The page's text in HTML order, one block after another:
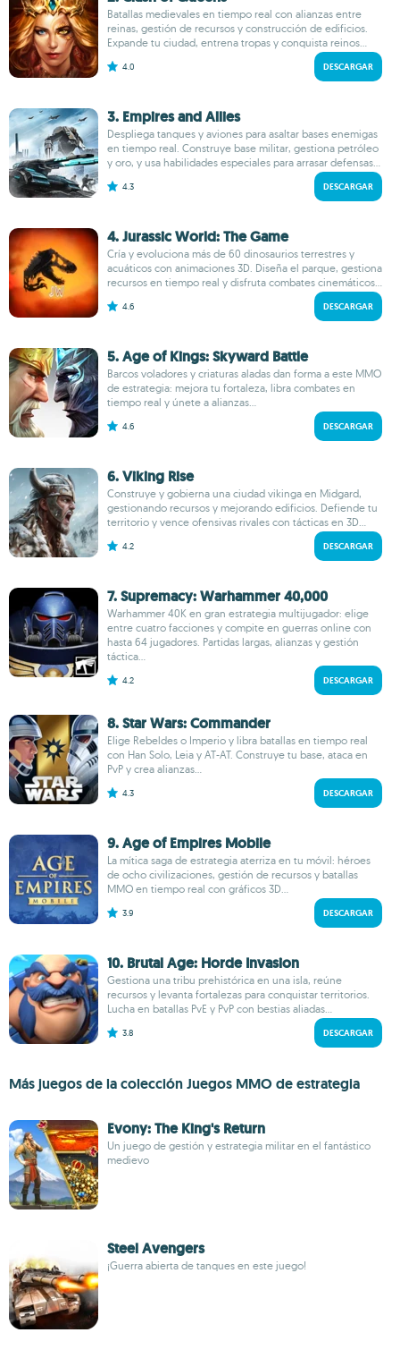
Batallas medievales en tiempo real con alianzas entre
reinas, gestión de recursos y construcción de edificios.
Expande tu ciudad, entrena tropas y conquista reinos...
4.0 DESCARGAR
3. Empires and Allies
Despliega tanques y aviones para asaltar bases enemigas
en tiempo real. Construye base militar, gestiona petróleo
y oro, y usa habilidades especiales para arrasar defensas...
4.3 DESCARGAR
4. Jurassic World: The Game
Cría y evoluciona más de 60 dinosaurios terrestres y
acuáticos con animaciones 3D. Diseña el parque, gestiona
recursos en tiempo real y disfruta combates cinemáticos...
4.6 DESCARGAR
5. Age of Kings: Skyward Battle
Barcos voladores y criaturas aladas dan forma a este MMO
de estrategia: mejora tu fortaleza, libra combates en
tiempo real y únete a alianzas...
4.6 DESCARGAR
6. Viking Rise
Construye y gobierna una ciudad vikinga en Midgard,
gestionando recursos y mejorando edificios. Defiende tu
territorio y vence ofensivas rivales con tácticas en 3D...
4.2 DESCARGAR
7. Supremacy: Warhammer 40,000
Warhammer 40K en gran estrategia multijugador: elige
entre cuatro facciones y compite en guerras online con
hasta 64 jugadores. Partidas largas, alianzas y gestión
táctica...
4.2 DESCARGAR
8. Star Wars: Commander
Elige Rebeldes o Imperio y libra batallas en tiempo real
con Han Solo, Leia y AT-AT. Construye tu base, ataca en
PvP y crea alianzas...
4.3 DESCARGAR
9. Age of Empires Mobile
La mítica saga de estrategia aterriza en tu móvil: héroes
de ocho civilizaciones, gestión de recursos y batallas
MMO en tiempo real con gráficos 3D...
3.9 DESCARGAR
10. Brutal Age: Horde Invasion
Gestiona una tribu prehistórica en una isla, reúne
recursos y levanta fortalezas para conquistar territorios.
Lucha en batallas PvE y PvP con bestias aliadas...
3.8 DESCARGAR
Más juegos de la colección Juegos MMO de estrategia
Evony: The King's Return
Un juego de gestión y estrategia militar en el fantástico
medievo
Steel Avengers
¡Guerra abierta de tanques en este juego!